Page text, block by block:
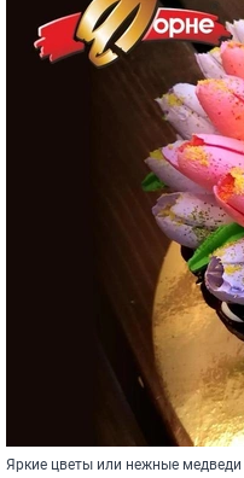
Яркие цветы или нежные медведи